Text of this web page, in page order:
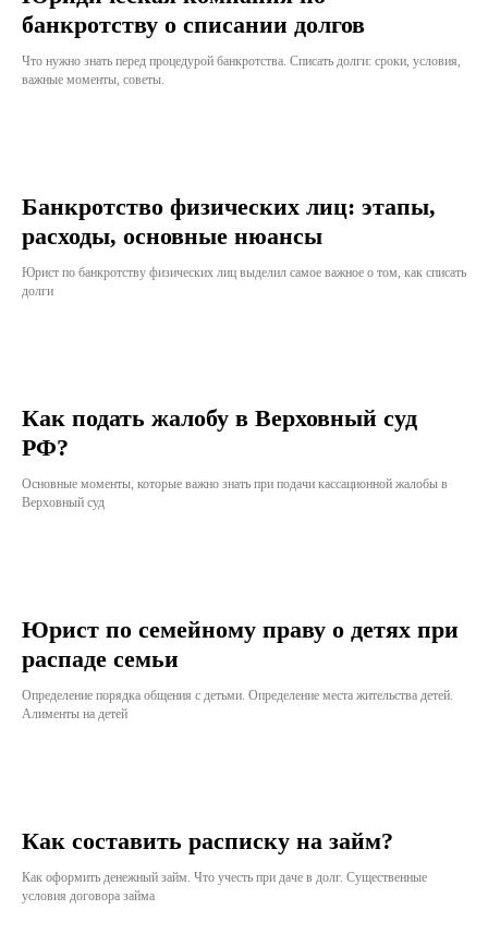
банкротству о списании долгов
Что нужно знать перед процедурой банкротства. Списать долги: сроки, условия,
важные моменты, советы.
Банкротство физических лиц: этапы,
расходы, основные нюансы
Юрист по банкротству физических лиц выделил самое важное о том, как списать
долги
Как подать жалобу в Верховный суд
РФ?
Основные моменты, которые важно знать при подачи кассационной жалобы в
Верховный суд
Юрист по семейному праву о детях при
распаде семьи
Определение порядка общения с детьми. Определение места жительства детей.
Алименты на детей
Как составить расписку на займ?
Как оформить денежный займ. Что учесть при даче в долг. Существенные
условия договора займа